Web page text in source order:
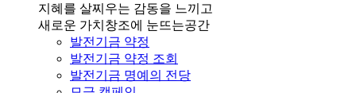
지혜를 살찌우는 감동을 느끼고
새로운 가치창조에 눈뜨는공간
발전기금 약정
발전기금 약정 조회
발전기금 명예의 전당